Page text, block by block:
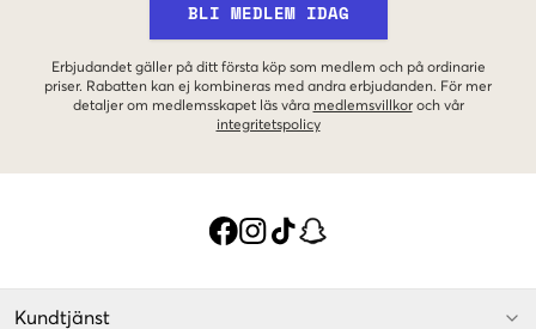
BLI MEDLEM IDAG
Erbjudandet gäller på ditt första köp som medlem och på ordinarie
priser. Rabatten kan ej kombineras med andra erbjudanden. För mer
detaljer om medlemsskapet läs våra medlemsvillkor och vår
integritetspolicy
Kundtjänst